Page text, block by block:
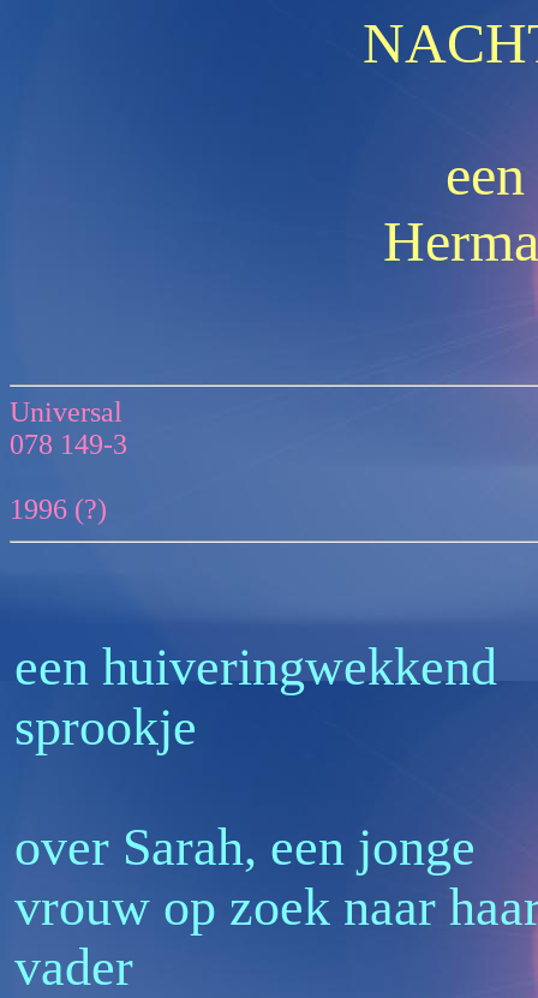
Universal
078 149-3
1996 (?)
een huiveringwekkend
sprookje
over Sarah, een jonge
vrouw op zoek naar
vader